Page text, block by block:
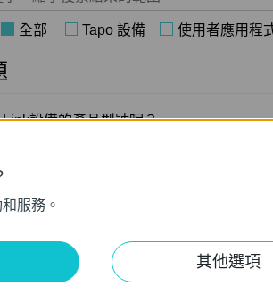
全部 Tapo 設備 使用者應用程
設備的產品型號呢？
產品的序號?
服務。
其他選項